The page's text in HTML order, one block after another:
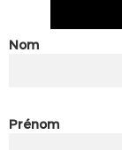
Nom
Prénom